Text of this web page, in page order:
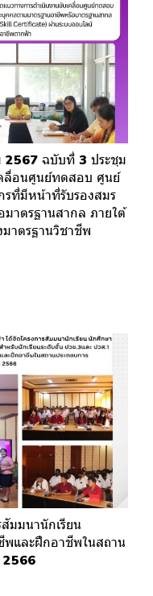
2567 ฉบับที่ 3 ประชุม
ลื่อนศูนย์ทดสอบ ศูนย์
รที่มีหน้าที่รับรองสมร
าตรฐานสากล ภายใต้
าตรฐานวิชาชีพ
มมนานักเรียน
และฝึกอาชีพในสถาน
2566